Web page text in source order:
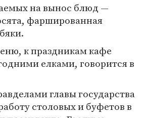
на вынос блюд —
фаршированная
к праздникам кафе
елками, говорится в
главы государства
столовых и буфетов в